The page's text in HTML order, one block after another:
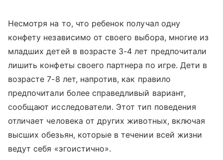
Несмотря на то, что ребенок получал одну
конфету независимо от своего выбора, многие из
младших детей в возрасте 3-4 лет предпочитали
лишить конфеты своего партнера по игре. Дети в
возрасте 7-8 лет, напротив, как правило
предпочитали более справедливый вариант,
сообщают исследователи. Этот тип поведения
отличает человека от других животных, включая
высших обезьян, которые в течении всей жизни
ведут себя «эгоистично».